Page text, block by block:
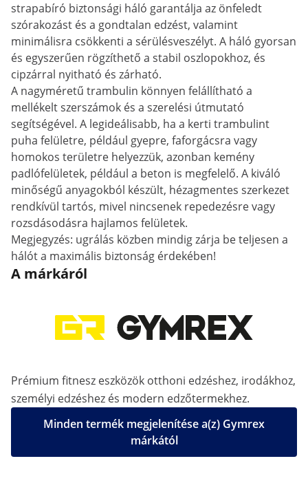
strapabíró biztonsági háló garantálja az önfeledt
szórakozást és a gondtalan edzést, valamint
minimálisra csökkenti a sérülésveszélyt. A háló gyorsan
és egyszerűen rögzíthető a stabil oszlopokhoz, és
cipzárral nyitható és zárható.
A nagyméretű trambulin könnyen felállítható a
mellékelt szerszámok és a szerelési útmutató
segítségével. A legideálisabb, ha a kerti trambulint
puha felületre, például gyepre, faforgácsra vagy
homokos területre helyezzük, azonban kemény
padlófelületek, például a beton is megfelelő. A kiváló
minőségű anyagokból készült, hézagmentes szerkezet
rendkívül tartós, mivel nincsenek repedezésre vagy
rozsdásodásra hajlamos felületek.
Megjegyzés: ugrálás közben mindig zárja be teljesen a
hálót a maximális biztonság érdekében!
A márkáról
Prémium fitnesz eszközök otthoni edzéshez, irodákhoz,
személyi edzéshez és modern edzőtermekhez.
Minden termék megjelenítése a(z) Gymrex
márkától